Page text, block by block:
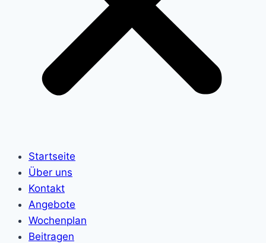
Startseite
Über uns
Kontakt
Angebote
Wochenplan
Beitragen